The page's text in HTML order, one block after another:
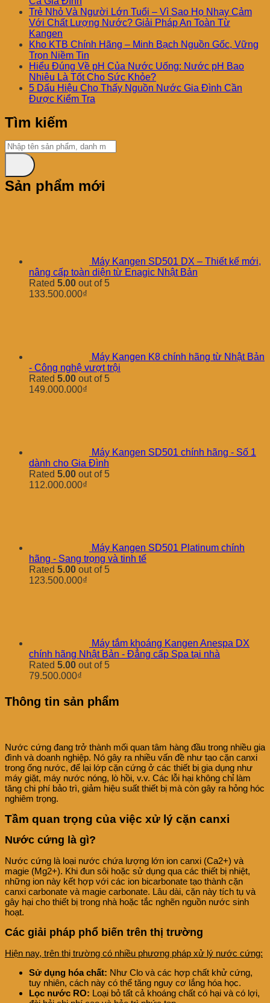
Trẻ Nhỏ Và Người Lớn Tuổi – Vì Sao Họ Nhạy Cảm
Với Chất Lượng Nước? Giải Pháp An Toàn Từ
Kangen
Kho KTB Chính Hãng – Minh Bạch Nguồn Gốc, Vững
Trọn Niềm Tin
Hiểu Đúng Về pH Của Nước Uống: Nước pH Bao
Nhiêu Là Tốt Cho Sức Khỏe?
5 Dấu Hiệu Cho Thấy Nguồn Nước Gia Đình Cần
Được Kiểm Tra
Tìm kiếm
Sản phẩm mới
Máy Kangen SD501 DX – Thiết kế mới,
nâng cấp toàn diện từ Enagic Nhật Bản
Rated 5.00 out of 5
133.500.000₫
Máy Kangen K8 chính hãng từ Nhật Bản
- Công nghệ vượt trội
Rated 5.00 out of 5
149.000.000₫
Máy Kangen SD501 chính hãng - Số 1
dành cho Gia Đình
Rated 5.00 out of 5
112.000.000₫
Máy Kangen SD501 Platinum chính
hãng - Sang trọng và tinh tế
Rated 5.00 out of 5
123.500.000₫
Máy tắm khoáng Kangen Anespa DX
chính hãng Nhật Bản - Đẳng cấp Spa tại nhà
Rated 5.00 out of 5
79.500.000₫
Thông tin sản phẩm
Nước cứng đang trở thành mối quan tâm hàng đầu trong nhiều gia
đình và doanh nghiệp. Nó gây ra nhiều vấn đề như tạo cặn canxi
trong ống nước, để lại lớp cặn cứng ở các thiết bị gia dụng như
máy giặt, máy nước nóng, lò hồi, v.v. Các lỗi hại không chỉ làm
tăng chi phí bảo trì, giảm hiệu suất thiết bị mà còn gây ra hỏng hóc
nghiêm trọng.
Tầm quan trọng của việc xử lý cặn canxi
Nước cứng là gì?
Nước cứng là loại nước chứa lượng lớn ion canxi (Ca2+) và
magie (Mg2+). Khi đun sôi hoặc sử dụng qua các thiết bị nhiệt,
những ion này kết hợp với các ion bicarbonate tạo thành cặn
canxi carbonate và magie carbonate. Lâu dài, cặn này tích tụ và
gây hại cho thiết bị trong nhà hoặc tắc nghẽn nguồn nước sinh
hoạt.
Các giải pháp phổ biến trên thị trường
Hiện nay, trên thị trường có nhiều phương pháp xử lý nước cứng:
Sử dụng hóa chất: Như Clo và các hợp chất khử cứng,
tuy nhiên, cách này có thể tăng nguy cơ lắng hóa học.
Lọc nước RO: Loại bỏ tất cả khoáng chất có hại và có lợi,